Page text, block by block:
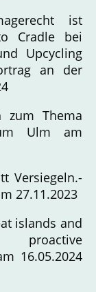
ist
Cradle bei
Upcycling
an der
zum Thema
Ulm am
Versiegeln.-
27.11.2023
islands and
16.05.2024